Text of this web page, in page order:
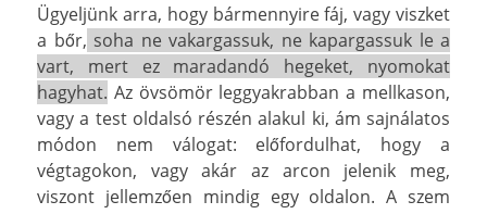
Ügyeljünk arra, hogy bármennyire fáj, vagy viszket
a bőr, soha ne vakargassuk, ne kapargassuk le a
vart, mert ez maradandó hegeket, nyomokat
hagyhat. Az övsömör leggyakrabban a mellkason,
vagy a test oldalsó részén alakul ki, ám sajnálatos
módon nem válogat: előfordulhat, hogy a
végtagokon, vagy akár az arcon jelenik meg,
viszont jellemzően mindig egy oldalon. A szem